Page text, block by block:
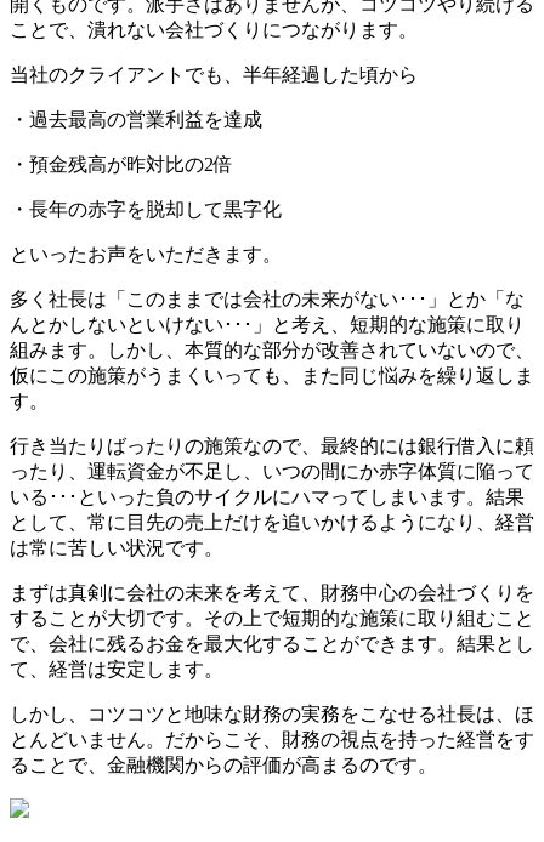
ことで、潰れない会社づくりにつながります。
当社のクライアントでも、半年経過した頃から
・過去最高の営業利益を達成
・預金残高が昨対比の2倍
・長年の赤字を脱却して黒字化
といったお声をいただきます。
多く社長は「このままでは会社の未来がない･･･」とか「な
んとかしないといけない･･･」と考え、短期的な施策に取り
組みます。しかし、本質的な部分が改善されていないので、
仮にこの施策がうまくいっても、また同じ悩みを繰り返しま
す。
行き当たりばったりの施策なので、最終的には銀行借入に頼
ったり、運転資金が不足し、いつの間にか赤字体質に陥って
いる･･･といった負のサイクルにハマってしまいます。結果
として、常に目先の売上だけを追いかけるようになり、経営
は常に苦しい状況です。
まずは真剣に会社の未来を考えて、財務中心の会社づくりを
することが大切です。その上で短期的な施策に取り組むこと
で、会社に残るお金を最大化することができます。結果とし
て、経営は安定します。
しかし、コツコツと地味な財務の実務をこなせる社長は、ほ
とんどいません。だからこそ、財務の視点を持った経営をす
ることで、金融機関からの評価が高まるのです。